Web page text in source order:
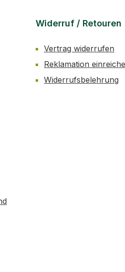
Scheibenführung.
Ausführungen in
Widerruf / Retouren
Vertrag widerrufen
Reklamation
Widerrufsbelehrung